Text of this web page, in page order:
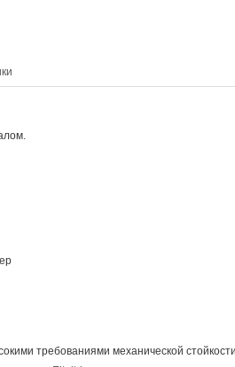
требованиями механической